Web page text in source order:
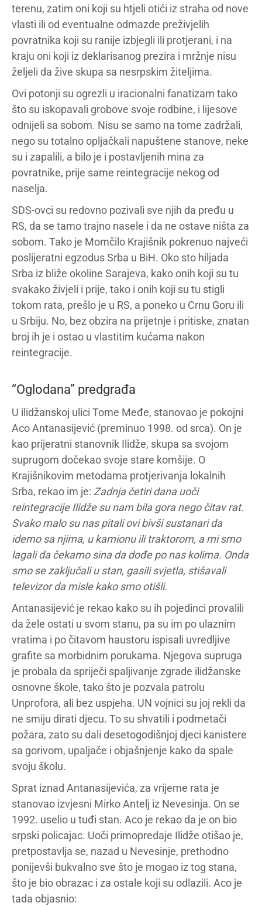
terenu, zatim oni koji su htjeli otići iz straha od nove
vlasti ili od eventualne odmazde preživjelih
povratnika koji su ranije izbjegli ili protjerani, i na
kraju oni koji iz deklarisanog prezira i mržnje nisu
željeli da žive skupa sa nesrpskim žiteljima.
Ovi potonji su ogrezli u iracionalni fanatizam tako
što su iskopavali grobove svoje rodbine, i lijesove
odnijeli sa sobom. Nisu se samo na tome zadržali,
nego su totalno opljačkali napuštene stanove, neke
su i zapalili, a bilo je i postavljenih mina za
povratnike, prije same reintegracije nekog od
naselja.
SDS-ovci su redovno pozivali sve njih da pređu u
RS, da se tamo trajno nasele i da ne ostave ništa za
sobom. Tako je Momčilo Krajišnik pokrenuo najveći
poslijeratni egzodus Srba u BiH. Oko sto hiljada
Srba iz bliže okoline Sarajeva, kako onih koji su tu
svakako živjeli i prije, tako i onih koji su tu stigli
tokom rata, prešlo je u RS, a poneko u Crnu Goru ili
u Srbiju. No, bez obzira na prijetnje i pritiske, znatan
broj ih je i ostao u vlastitim kućama nakon
reintegracije.
“Oglodana” predgrađa
U ilidžanskoj ulici Tome Međe, stanovao je pokojni
Aco Antanasijević (preminuo 1998. od srca). On je
kao prijeratni stanovnik Ilidže, skupa sa svojom
suprugom dočekao svoje stare komšije. O
Krajišnikovim metodama protjerivanja lokalnih
Srba, rekao im je: Zadnja četiri dana uoči
reintegracije Ilidže su nam bila gora nego čitav rat.
Svako malo su nas pitali ovi bivši sustanari da
idemo sa njima, u kamionu ili traktorom, a mi smo
lagali da čekamo sina da dođe po nas kolima. Onda
smo se zaključali u stan, gasili svjetla, stišavali
televizor da misle kako smo otišli.
Antanasijević je rekao kako su ih pojedinci provalili
da žele ostati u svom stanu, pa su im po ulaznim
vratima i po čitavom haustoru ispisali uvredljive
grafite sa morbidnim porukama. Njegova supruga
je probala da spriječi spaljivanje zgrade ilidžanske
osnovne škole, tako što je pozvala patrolu
Unprofora, ali bez uspjeha. UN vojnici su joj rekli da
ne smiju dirati djecu. To su shvatili i podmetači
požara, zato su dali desetogodišnjoj djeci kanistere
sa gorivom, upaljače i objašnjenje kako da spale
svoju školu.
Sprat iznad Antanasijevića, za vrijeme rata je
stanovao izvjesni Mirko Antelj iz Nevesinja. On se
1992. uselio u tuđi stan. Aco je rekao da je on bio
srpski policajac. Uoči primopredaje Ilidže otišao je,
pretpostavlja se, nazad u Nevesinje, prethodno
ponijevši bukvalno sve što je mogao iz tog stana,
što je bio obrazac i za ostale koji su odlazili. Aco je
tada objasnio: